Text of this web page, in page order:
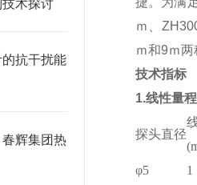
术探讨
抗干扰能
辉集团热
ｍ、
ｍ和9ｍ
技术指标
1.线性量
探头直径
φ5
1